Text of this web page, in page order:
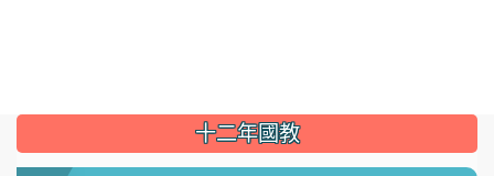
::: 十二年國教